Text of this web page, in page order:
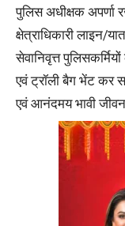
पुलिस अधीक्षक
क्षेत्राधिकारी लाइन/
सेवानिवृत्त
एवं ट्रॉली बैग भेंट कर
एवं आनंदमय भावी